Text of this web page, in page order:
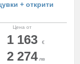
+ открити
Цена от
1 163 €
2 274 лв